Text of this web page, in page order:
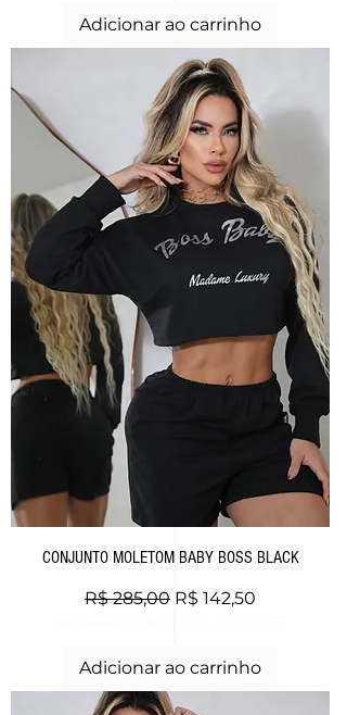
Adicionar ao carrinho
CONJUNTO MOLETOM BABY BOSS BLACK
Preço normal
R$ 285,00 Preço promocional
R$ 142,50
Adicionar ao carrinho